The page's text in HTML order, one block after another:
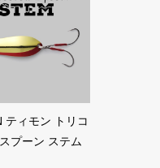
ティモン トリコ
プーン ステム